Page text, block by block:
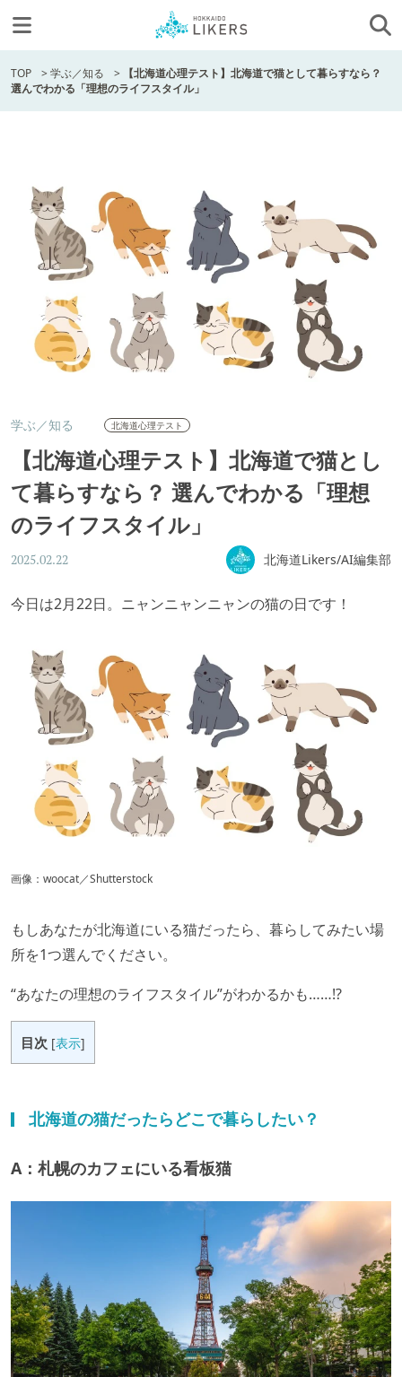
TOP >学ぶ／知る > 【北海道心理テスト】北海道で猫として暮らすなら？
選んでわかる「理想のライフスタイル」
学ぶ／知る 北海道心理テスト
【北海道心理テスト】北海道で猫とし
て暮らすなら？ 選んでわかる「理想
のライフスタイル」
2025.02.22 北海道Likers/AI編集部
今日は2月22日。ニャンニャンニャンの猫の日です！
画像：woocat／Shutterstock
もしあなたが北海道にいる猫だったら、暮らしてみたい場
所を1つ選んでください。
“あなたの理想のライフスタイル”がわかるかも……!?
目次 [表示]
北海道の猫だったらどこで暮らしたい？
A：札幌のカフェにいる看板猫